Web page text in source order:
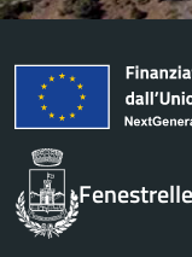
Fenestrelle